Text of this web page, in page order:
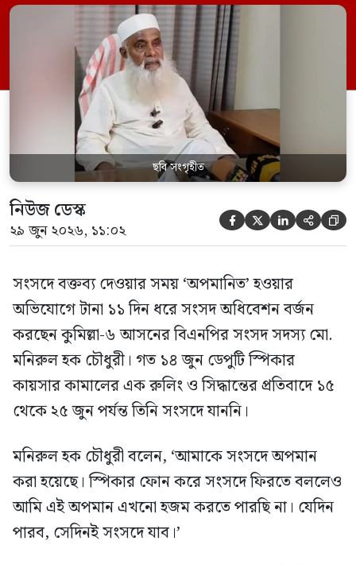
রুলিং ও সিদ্ধান্তের প্রতিবাদে ১৫ থেকে ২৫ জুন
পর্যন্ত তিনি সংসদে যাননি। মনিরুল হক চৌধুরী
বলেন, ‘আমাকে সংসদে অপমান করা হয়েছে।
স্পিকার ফোন […]
ছবি সংগৃহীত
নিউজ ডেস্ক
২৯ জুন ২০২৬, ১১:০২     
সংসদে বক্তব্য দেওয়ার সময় ‘অপমানিত’ হওয়ার
অভিযোগে টানা ১১ দিন ধরে সংসদ অধিবেশন বর্জন
করছেন কুমিল্লা-৬ আসনের বিএনপির সংসদ সদস্য মো.
মনিরুল হক চৌধুরী। গত ১৪ জুন ডেপুটি স্পিকার
কায়সার কামালের এক রুলিং ও সিদ্ধান্তের প্রতিবাদে ১৫
থেকে ২৫ জুন পর্যন্ত তিনি সংসদে যাননি।
মনিরুল হক চৌধুরী বলেন, ‘আমাকে সংসদে অপমান
করা হয়েছে। স্পিকার ফোন করে সংসদে ফিরতে বললেও
আমি এই অপমান এখনো হজম করতে পারছি না। যেদিন
পারব, সেদিনই সংসদে যাব।’